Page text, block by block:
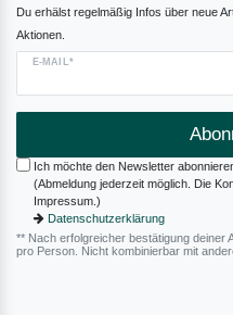
Du erhälst regelmäßig Infos über neue
Aktionen.
E-MAIL*
Ich möchte den Newsletter
(Abmeldung jederzeit möglich. Die
Impressum.)
Datenschutzerklärung
** Nach erfolgreicher bestätigung deiner
pro Person. Nicht kombinierbar mit